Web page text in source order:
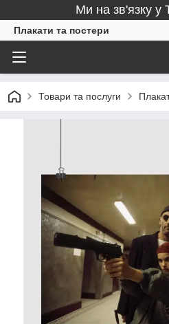
Ми на зв'язку у
Плакати та постери
Товари та послуги